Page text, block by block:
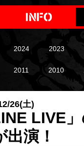
2024 2023
2011 2010
26(土)
LIVE
出演！